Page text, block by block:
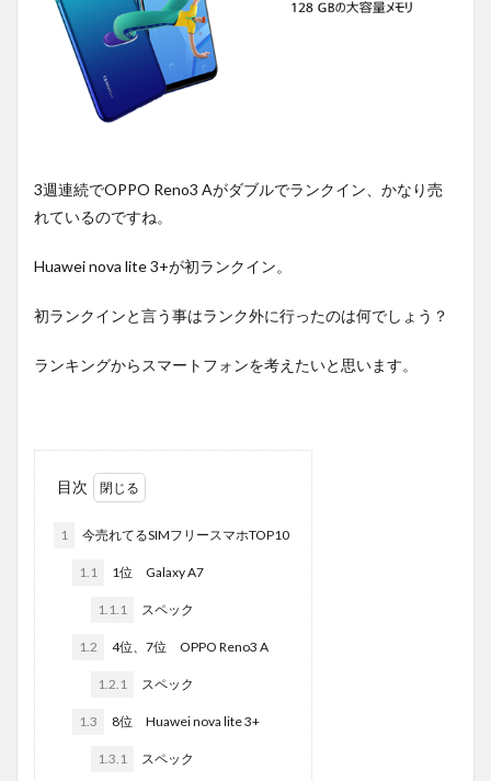
3週連続でOPPO Reno3 Aがダブルでランクイン、かなり売
れているのですね。
Huawei nova lite 3+が初ランクイン。
初ランクインと言う事はランク外に行ったのは何でしょう？
ランキングからスマートフォンを考えたいと思います。
目次
1 今売れてるSIMフリースマホTOP10
1.1 1位 Galaxy A7
1.1.1 スペック
1.2 4位、7位 OPPO Reno3 A
1.2.1 スペック
1.3 8位 Huawei nova lite 3+
1.3.1 スペック